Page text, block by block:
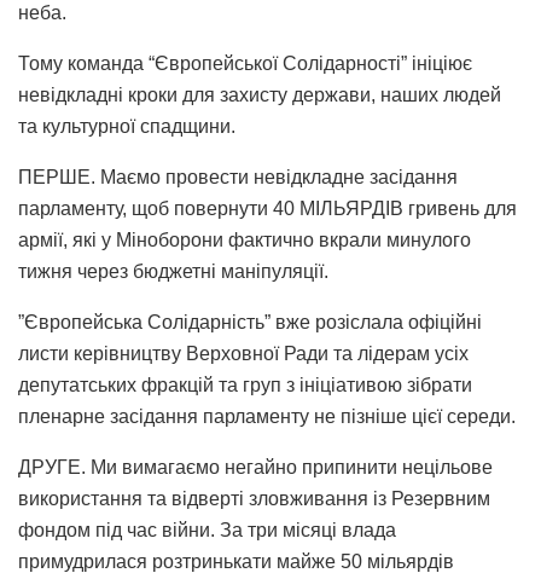
неба.
Тому команда “Європейської Солідарності” ініціює
невідкладні кроки для захисту держави, наших людей
та культурної спадщини.
​ПЕРШЕ. Маємо провести невідкладне засідання
парламенту, щоб повернути 40 МІЛЬЯРДІВ гривень для
армії, які у Міноборони фактично вкрали минулого
тижня через бюджетні маніпуляції.
​”Європейська Солідарність” вже розіслала офіційні
листи керівництву Верховної Ради та лідерам усіх
депутатських фракцій та груп з ініціативою зібрати
пленарне засідання парламенту не пізніше цієї середи.
​ДРУГЕ. Ми вимагаємо негайно припинити нецільове
використання та відверті зловживання із Резервним
фондом під час війни. За три місяці влада
примудрилася розтринькати майже 50 мільярдів